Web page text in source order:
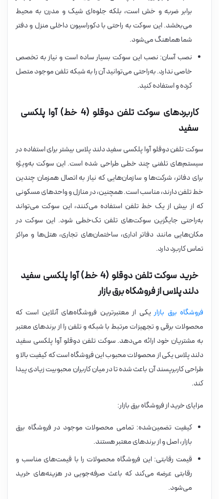
برابر ضربه و خش است، بلکه جلوه‌ای شیک و مدرن به محیط
می‌بخشد. این سوکت به راحتی با دکوراسیون داخلی منزل و دفتر
شما هماهنگ می‌شود.
نصب آسان: نصب این سوکت بسیار ساده است و نیاز به تخصص
خاصی ندارد. به‌راحتی می‌توانید آن را به شبکه تلفن موجود متصل
کرده و استفاده کنید.
کاربردهای سوکت تلفن دوقلو (4 خط) آوا پلکسی
سفید
سوکت تلفن دوقلو آوا پلکسی سفید دلند پلاس بیشتر برای استفاده در
سیستم‌های تلفنی چند خطی طراحی شده است. این سوکت به‌ویژه
برای دفاتر، شرکت‌ها و سازمان‌هایی که نیاز به اتصال همزمان چندین
خط تلفن دارند، مناسب است. همچنین، در منازل و واحدهای مسکونی
که از بیش از یک خط تلفن استفاده می‌کنند، این سوکت می‌تواند
به‌راحتی جایگزین سوکت‌های تلفن تک‌خطی شود. این سوکت در
مکان‌هایی مانند دفاتر اداری، ساختمان‌های تجاری، هتل‌ها و مراکز
تماس کاربرد دارد.
خرید سوکت تلفن دوقلو (4 خط) آوا پلکسی سفید
دلند پلاس از فروشگاه برق بازار
فروشگاه برق بازاریکی از معتبرترین فروشگاه‌های آنلاین است که
محصولات برقی و تجهیزات مرتبط با شبکه و تلفن را از برندهای معتبر
به مشتریان خود ارائه می‌دهد. سوکت تلفن دوقلو آوا پلکسی سفید
دلند پلاس یکی از محصولات محبوب این فروشگاه است که کیفیت بالا و
طراحی کاربرپسند آن باعث شده تا در میان کاربران محبوبیت زیادی پیدا
کند.
مزایای خرید از فروشگاه برق بازار:
کیفیت تضمین‌شده: تمامی محصولات موجود در فروشگاه برق
بازار، اصل و از برندهای معتبر هستند.
قیمت رقابتی: این فروشگاه محصولات را با قیمت‌های مناسب و
رقابتی عرضه می‌کند که باعث صرفه‌جویی در هزینه‌های خرید
می‌شود.